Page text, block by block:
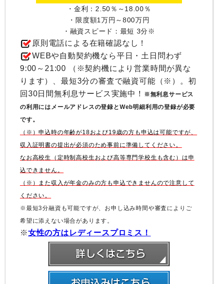
・金利：2.50％～18.00％
・限度額1万円～800万円
・融資スピード：最短 3分※
原則電話による在籍確認なし！
WEBや自動契約機なら平日・土日問わず
9:00～21:00 （※契約機により営業時間が異な
ります）、最短3分の審査で融資可能（※）。初
回30日間無利息サービス実施中！
※無利息サービス
の利用にはメールアドレスの登録とWeb明細利用の登録が必要
です。
（※）申込時の年齢が18および19歳の方も申込は可能ですが、
収入証明書の提出が必須のため事前に準備してください。
なお高校生（定時制高校生および高等専門学校生も含む）は申
込できません。
（※）また収入が年金のみの方も申込できませんので注意して
ください。
※最短3分融資も可能ですが、お申し込み時間や審査によりご
希望に添えない場合があります。
※女性の方はレディースプロミス！